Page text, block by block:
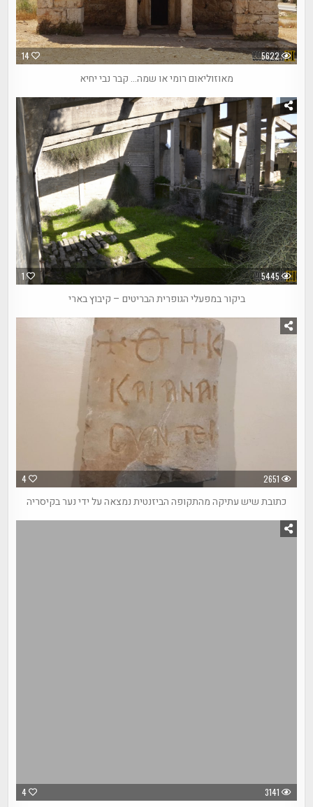
14 5622
מאוזוליאום רומי או שמה… קבר נבי יחיא
1 5445
ביקור במפעלי הגופרית הבריטים – קיבוץ בארי
4 2651
כתובת שיש עתיקה מהתקופה הביזנטית נמצאה על ידי נער בקיסריה
4 3141